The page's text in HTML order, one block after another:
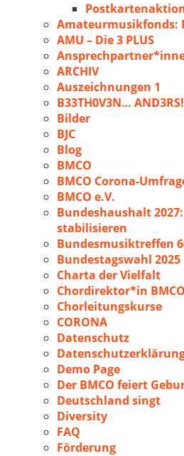
Amateurmusikfonds:
AMU – Die 3 PLUS
ARCHIV
Auszeichnungen 1
B33TH0V3N…
Bilder
BJC
Blog
BMCO
BMCO Corona-
BMCO e.V.
Bundeshaushalt
stabilisieren
Bundesmusiktreffen
Bundestagswahl 2025
Charta der Vielfalt
Chordirektor*in BMCO
Chorleitungskurse
CORONA
Datenschutz
Demo Page
Der BMCO feiert
Deutschland singt
Diversity
FAQ
Förderung